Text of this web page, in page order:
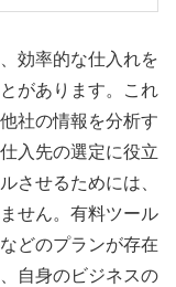
効率的な仕入れを
があります。これ
社の情報を分析す
入先の選定に役立
させるためには、
せん。有料ツール
どのプランが存在
自身のビジネスの